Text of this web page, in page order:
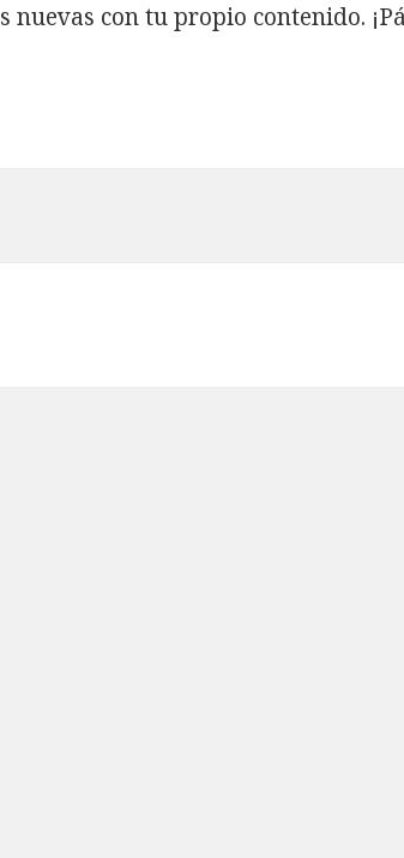
nuevas con tu propio contenido.